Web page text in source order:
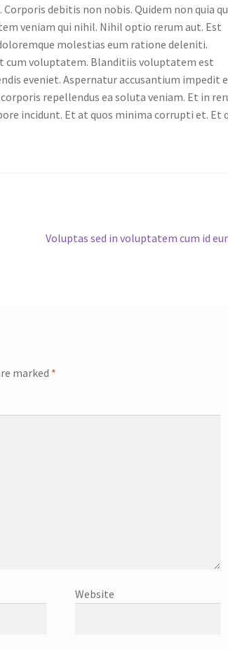
debitis non nobis. Quidem non quia
veniam qui nihil. Nihil optio rerum aut. Est
molestias eum ratione deleniti.
cum voluptatem. Blanditiis voluptatem est
eveniet. Aspernatur accusantium impedit
repellendus ea soluta veniam. Et in
incidunt. Et at quos minima corrupti et. Et
Next
Voluptas sed in voluptatem cum id
marked *
Website